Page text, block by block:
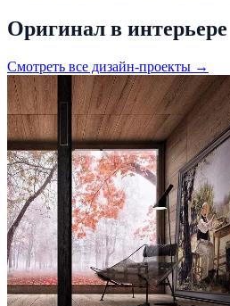
Оригинал в интерьере
Смотреть все дизайн-проекты →